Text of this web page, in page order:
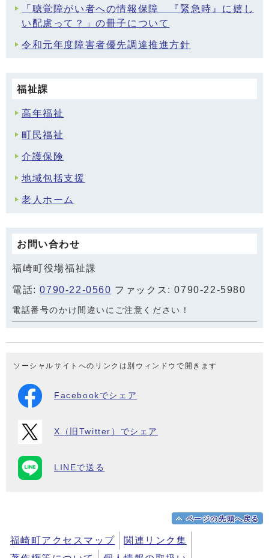
「聴覚障がい者への情報保障 『緊急時』に嬉し
い配慮って？」の冊子について
令和元年度障害者優先調達推進方針
福祉課
高年福祉
町民福祉
介護保険
地域包括支援
老人ホーム
お問い合わせ
福崎町役場福祉課
電話:0790-22-0560 ファックス: 0790-22-5980
電話番号のかけ間違いにご注意ください！
ソーシャルサイトへのリンクは別ウィンドウで開きます
Facebookでシェア
X（旧Twitter）でシェア
LINEで送る
ページの先頭へ戻る
福崎町アクセスマップ
関連リンク集